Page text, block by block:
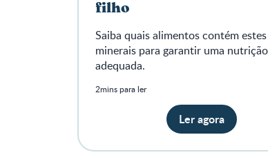
filho
Saiba quais alimentos contém estes
minerais para garantir uma nutrição
adequada.
2mins para ler
Ler agora